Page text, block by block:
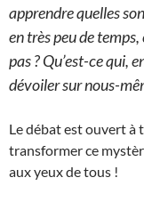
apprendre quelles
en très peu de
pas ? Qu’est-ce qui,
dévoiler sur nous-
Le débat est ouvert à
transformer ce
aux yeux de tous !